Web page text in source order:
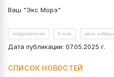
Ваш "Экс Морэ"
поздравление 9 мая день победы
Дата публикации: 07.05.2025 г.
СПИСОК НОВОСТЕЙ